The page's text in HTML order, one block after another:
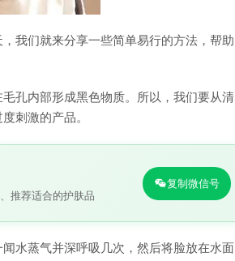
我们就来分享一些简单易行的方法，帮助
孔内部形成黑色物质。所以，我们要从清
刺激的产品。
推荐适合的护肤品
复制微信号
水蒸气并深呼吸几次，然后将脸放在水面